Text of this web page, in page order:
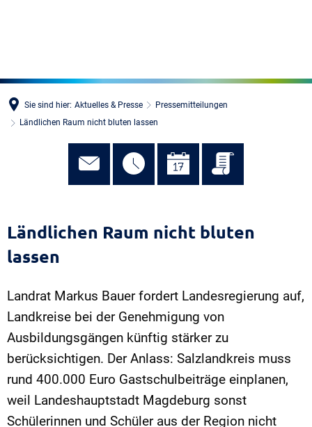
Sie sind hier: Aktuelles & Presse
Pressemitteilungen
Ländlichen Raum nicht bluten lassen
Ländlichen Raum nicht bluten
lassen
Landrat Markus Bauer fordert Landesregierung auf,
Landkreise bei der Genehmigung von
Ausbildungsgängen künftig stärker zu
berücksichtigen. Der Anlass: Salzlandkreis muss
rund 400.000 Euro Gastschulbeiträge einplanen,
weil Landeshauptstadt Magdeburg sonst
Schülerinnen und Schüler aus der Region nicht